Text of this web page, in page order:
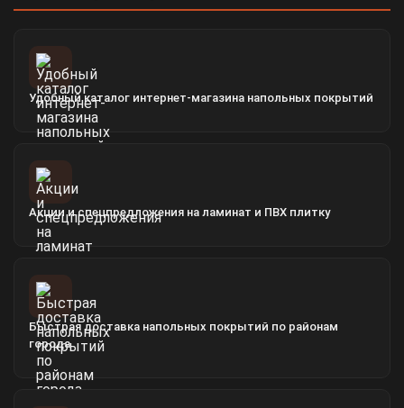
Удобный каталог интернет-магазина напольных покрытий
Акции и спецпредложения на ламинат и ПВХ плитку
Быстрая доставка напольных покрытий по районам
города